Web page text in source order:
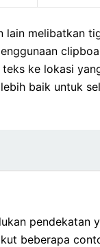
lain melibatkan
ke lokasi
baik untuk
pendekatan
beberapa